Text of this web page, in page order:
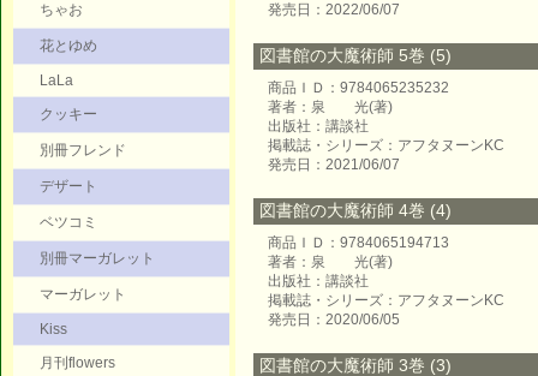
ちゃお
花とゆめ
LaLa
クッキー
別冊フレンド
デザート
ベツコミ
別冊マーガレット
マーガレット
Kiss
月刊flowers
発売日：2022/06/07
図書館の大魔術師 5巻 (5)
商品ＩＤ：9784065235232
著者：泉 光(著)
出版社：講談社
掲載誌・シリーズ：アフタヌーンKC
発売日：2021/06/07
図書館の大魔術師 4巻 (4)
商品ＩＤ：9784065194713
著者：泉 光(著)
出版社：講談社
掲載誌・シリーズ：アフタヌーンKC
発売日：2020/06/05
図書館の大魔術師 3巻 (3)